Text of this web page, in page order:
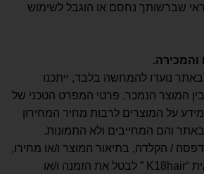
שברשותך נחסם או הוגבל לשימוש
והמכירה.
באתר נועדו להמחשה בלבד, ייתכנו
המוצר הנמכר. פרטי המפרט הטכני של
על המוצרים לרבות מחיר המחירון
והם המחייבים ולא התמונות.
/ הקלדה, בתיאור המוצר ו/או מחירו,
או טעות אחרת – רשאית “K18hair ” לבטל את הזמנה ו/או